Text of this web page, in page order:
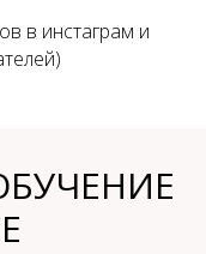
в инстаграм и